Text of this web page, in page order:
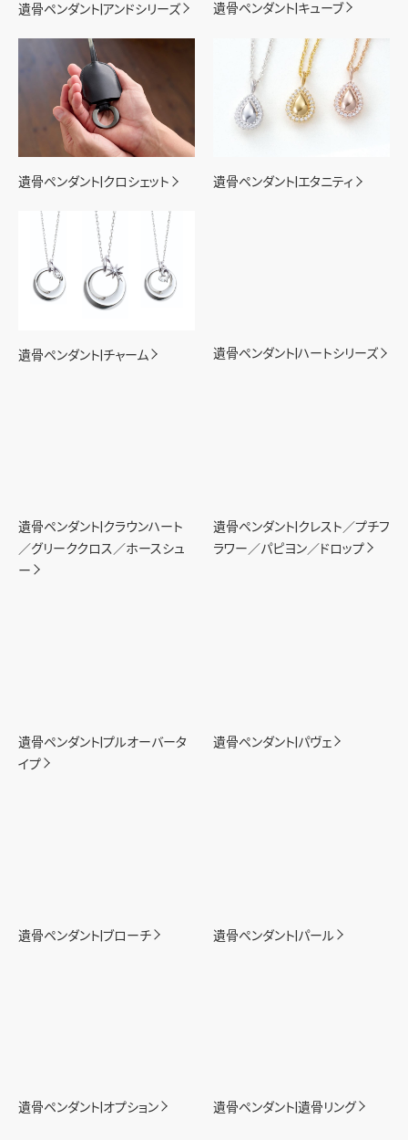
遺骨ペンダント|アンドシリーズ 遺骨ペンダント|キューブ
遺骨ペンダント|クロシェット 遺骨ペンダント|エタニティ
遺骨ペンダント|チャーム 遺骨ペンダント|ハートシリーズ
遺骨ペンダント|クラウンハート
／グリーククロス／ホースシュ
ー
遺骨ペンダント|クレスト／プチフ
ラワー／パピヨン／ドロップ
遺骨ペンダント|プルオーバータ
イプ
遺骨ペンダント|パヴェ
遺骨ペンダント|ブローチ 遺骨ペンダント|パール
遺骨ペンダント|オプション 遺骨ペンダント|遺骨リング